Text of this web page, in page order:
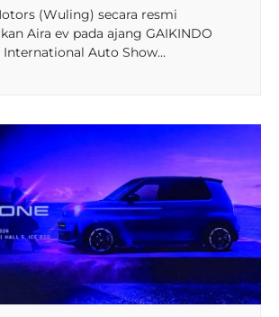
(Wuling) secara resmi
Aira ev pada ajang GAIKINDO
International Auto Show…